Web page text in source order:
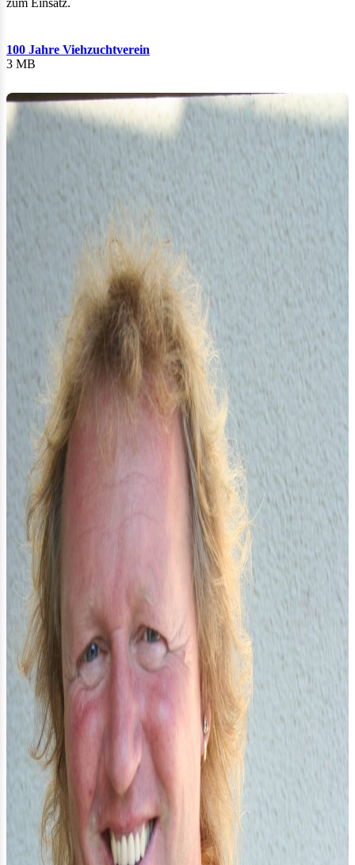
zum Einsatz.
100 Jahre Viehzuchtverein
3 MB